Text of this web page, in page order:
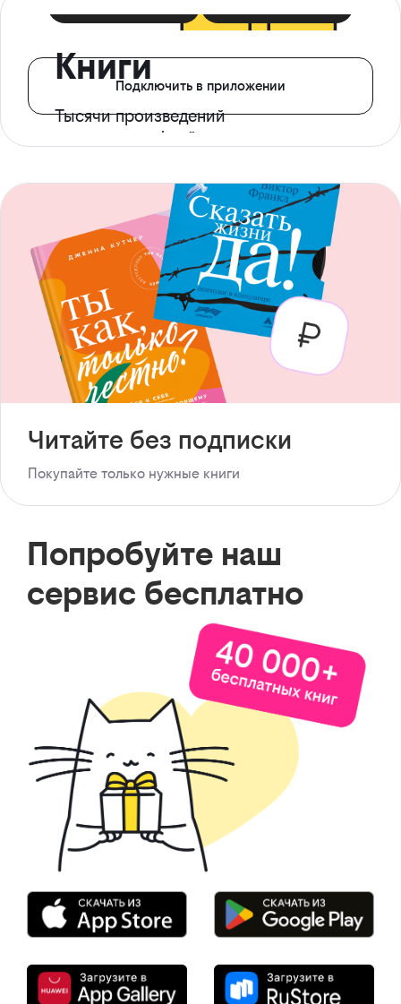
Книги
Тысячи произведений
с доступом офлайн
Подключить в приложении
Читайте без подписки
Покупайте только нужные книги
Попробуйте наш
сервис бесплатно